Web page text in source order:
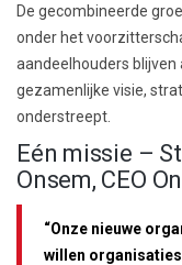
De gecombineerde
onder het
aandeelhouders
gezamenlijke visie,
onderstreept.
Eén missie –
Onsem, CEO
“Onze nieuwe
willen